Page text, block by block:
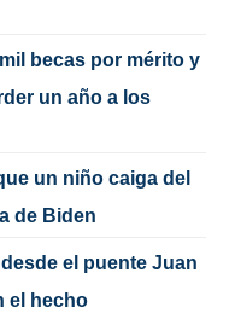
becas por mérito y
un año a los
un niño caiga del
de Biden
el puente Juan
el hecho